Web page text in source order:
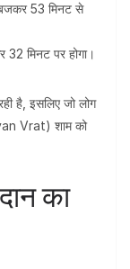
53 मिनट से
मिनट पर होगा।
है, इसलिए जो लोग
Vrat) शाम को
का